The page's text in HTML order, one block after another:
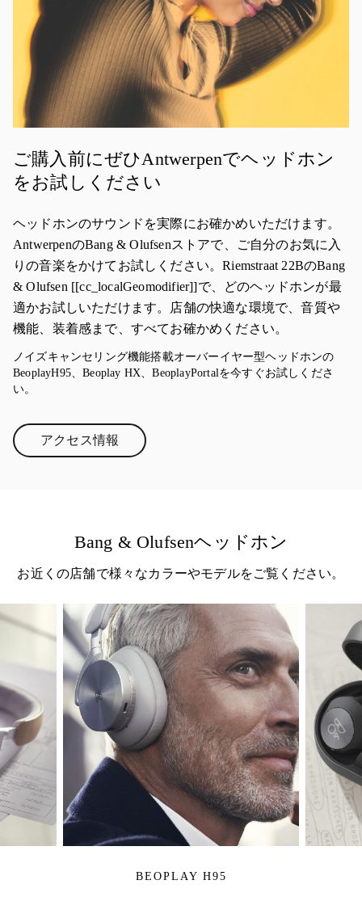
ご購入前にぜひAntwerpenでヘッドホン
をお試しください
ヘッドホンのサウンドを実際にお確かめいただけます。
AntwerpenのBang & Olufsenストアで、ご自分のお気に入
りの音楽をかけてお試しください。Riemstraat 22BのBang
& Olufsen [[cc_localGeomodifier]]で、どのヘッドホンが最
適かお試しいただけます。店舗の快適な環境で、音質や
機能、装着感まで、すべてお確かめください。
ノイズキャンセリング機能搭載オーバーイヤー型ヘッドホンの
BeoplayH95、Beoplay HX、BeoplayPortalを今すぐお試しくださ
い。
アクセス情報Link Opens in New Tab
Bang & Olufsenヘッドホン
お近くの店舗で様々なカラーやモデルをご覧ください。
BEOPLAY H95